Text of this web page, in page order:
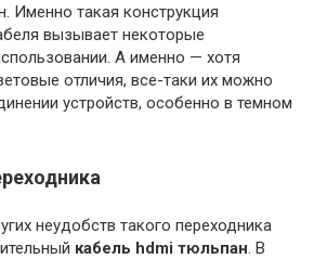
Именно такая конструкция
вызывает некоторые
А именно — хотя
отличия, все-таки их можно
устройств, особенно в темном
неудобств такого переходника
кабель hdmi тюльпан. В